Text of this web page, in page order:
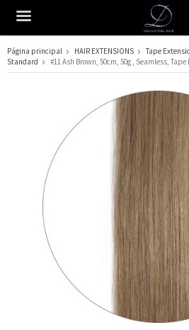
El producto ha sido añadido
Página principal HAIR EXTENSIONS
Tape
Standard
#11 Ash Brown, 50cm, 50g , Seamless,